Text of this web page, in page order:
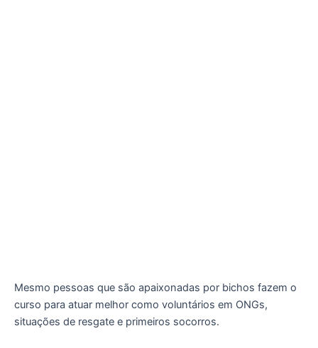
Mesmo pessoas que são apaixonadas por bichos fazem o
curso para atuar melhor como voluntários em ONGs,
situações de resgate e primeiros socorros.